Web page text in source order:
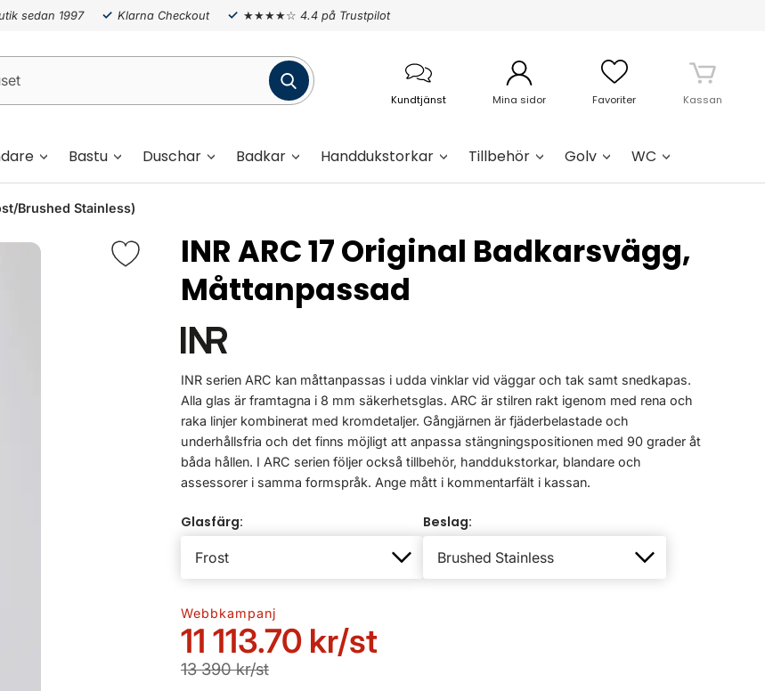
sedan 1997 Klarna Checkout ★★★★☆ 4.4 på Trustpilot
Kundtjänst Mina sidor Favoriter Kassan
Bastu Duschar Badkar Handdukstorkar Tillbehör Golv WC
Brushed Stainless)
INR ARC 17 Original Badkarsvägg,
Måttanpassad
INR serien ARC kan måttanpassas i udda vinklar vid väggar och tak samt snedkapas.
Alla glas är framtagna i 8 mm säkerhetsglas. ARC är stilren rakt igenom med rena och
raka linjer kombinerat med kromdetaljer. Gångjärnen är fjäderbelastade och
underhållsfria och det finns möjligt att anpassa stängningspositionen med 90 grader åt
båda hållen. I ARC serien följer också tillbehör, handdukstorkar, blandare och
assessorer i samma formspråk. Ange mått i kommentarfält i kassan.
Glasfärg: Beslag:
Webbkampanj
11 113.70 kr/st
13 390 kr/st